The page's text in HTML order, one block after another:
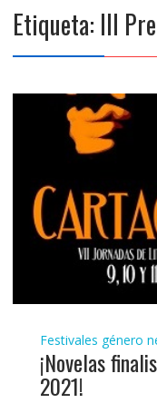
Etiqueta: III
Festivales género
¡Novelas
2021!